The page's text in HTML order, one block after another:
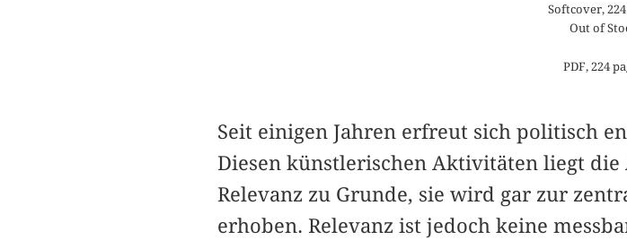
Softcover,
Out of
PDF, 224
Seit einigen Jahren erfreut sich politisch
Diesen künstlerischen Aktivitäten liegt
Relevanz zu Grunde, sie wird gar zur
erhoben. Relevanz ist jedoch keine